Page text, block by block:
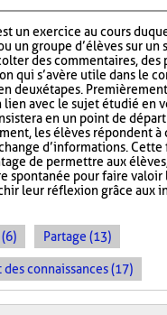
un exercice au cours
un groupe d’élèves sur un
des commentaires, des
qui s’avère utile dans le
deux étapes.
lien avec le sujet étudié en
en un point de
les élèves répondent
d’informations.
de permettre aux
spontanée pour faire valoir
leur réflexion grâce aux
Partage (13)
connaissances (17)